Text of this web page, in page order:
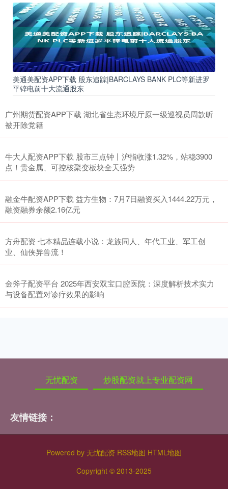
美通美配资APP下载 股东追踪|BARCLAYS BANK PLC等新进罗
平锌电前十大流通股东
广州期货配资APP下载 湖北省生态环境厅原一级巡视员周歆昕
被开除党籍
牛大人配资APP下载 股市三点钟丨沪指收涨1.32%，站稳3900
点！贵金属、可控核聚变板块全天强势
融金牛配资APP下载 益方生物：7月7日融资买入1444.22万元，
融资融券余额2.16亿元
方舟配资 七本精品连载小说：龙族同人、年代工业、军工创
业、仙侠异兽流！
金斧子配资平台 2025年西安双宝口腔医院：深度解析技术实力
与设备配置对诊疗效果的影响
无忧配资 炒股配资就上专业配资网
友情链接：
Powered by 无忧配资 RSS地图 HTML地图
Copyright © 2013-2025